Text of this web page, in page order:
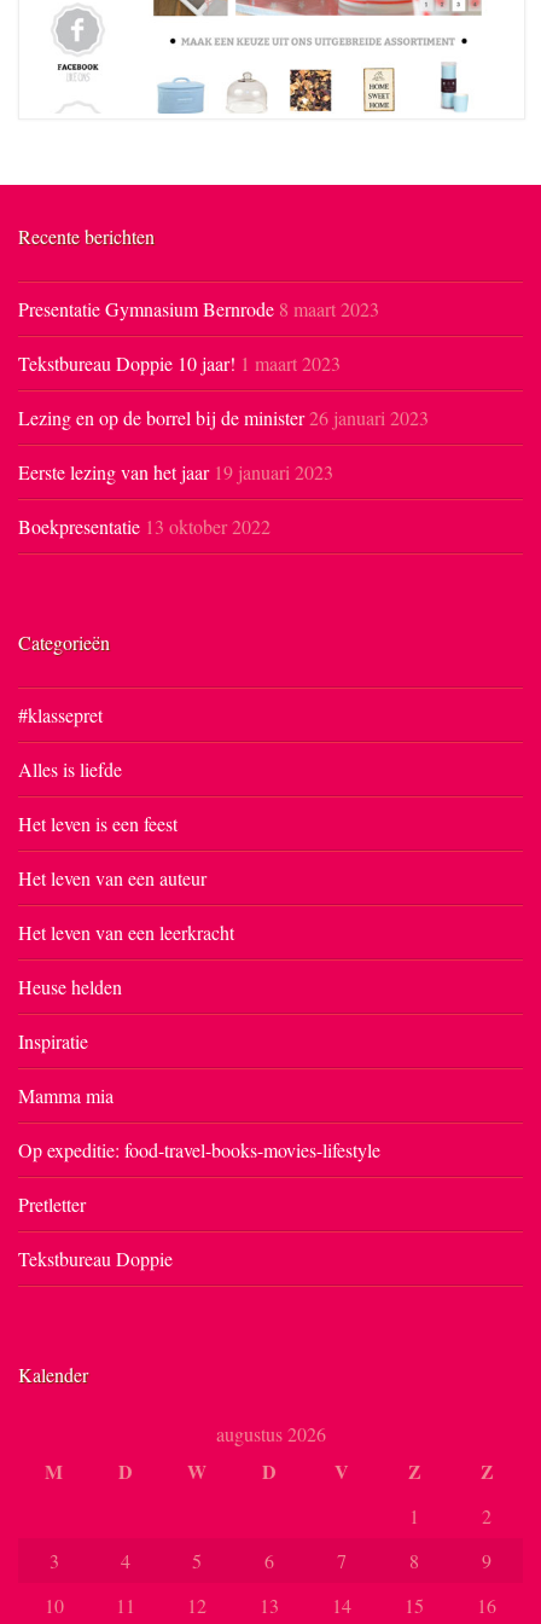
Recente berichten
Presentatie Gymnasium Bernrode 8 maart 2023
Tekstbureau Doppie 10 jaar! 1 maart 2023
Lezing en op de borrel bij de minister26 januari 2023
Eerste lezing van het jaar 19 januari 2023
Boekpresentatie 13 oktober 2022
Categorieën
#klassepret
Alles is liefde
Het leven is een feest
Het leven van een auteur
Het leven van een leerkracht
Heuse helden
Inspiratie
Mamma mia
Op expeditie: food-travel-books-movies-lifestyle
Pretletter
Tekstbureau Doppie
Kalender
augustus 2026
M D W D V Z Z
1
2
3
4 5 6 7 8
9
10
11 12 13 14 15 16